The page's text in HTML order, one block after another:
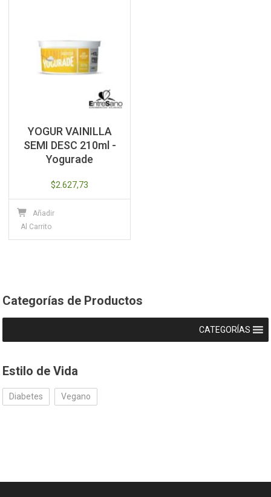
YOGUR VAINILLA
SEMI DESC 210ml -
Yogurade
$2.627,73
Añadir
Al Carrito
Categorías de Productos
CATEGORÍAS
Estilo de Vida
Diabetes Vegano